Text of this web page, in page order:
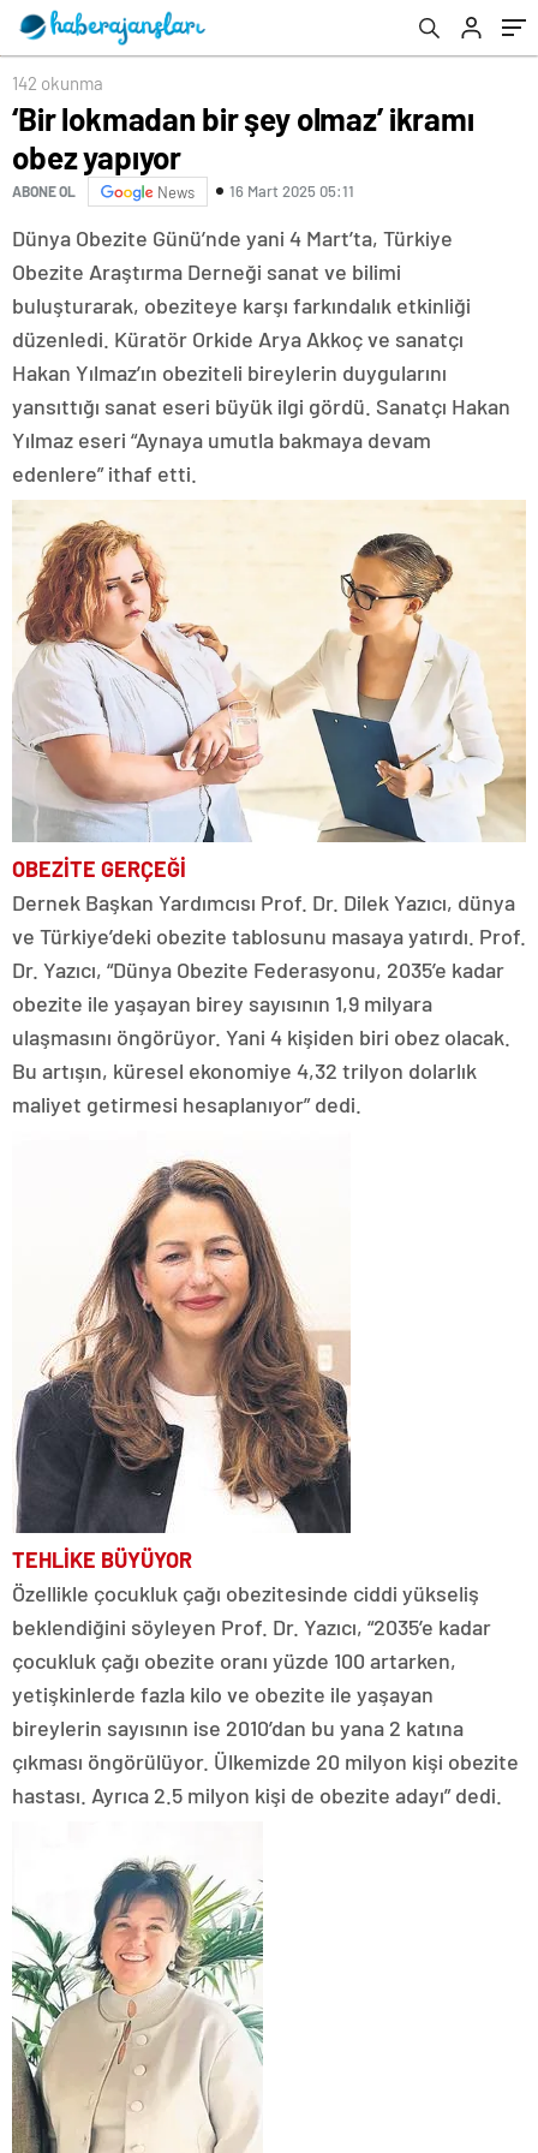
142 okunma
‘Bir lokmadan bir şey olmaz’ ikramı
obez yapıyor
ABONE OL News 16 Mart 2025 05:11
Dünya Obezite Günü’nde yani 4 Mart’ta, Türkiye
Obezite Araştırma Derneği sanat ve bilimi
buluşturarak, obeziteye karşı farkındalık etkinliği
düzenledi. Küratör Orkide Arya Akkoç ve sanatçı
Hakan Yılmaz’ın obeziteli bireylerin duygularını
yansıttığı sanat eseri büyük ilgi gördü. Sanatçı Hakan
Yılmaz eseri “Aynaya umutla bakmaya devam
edenlere” ithaf etti.
OBEZİTE GERÇEĞİ
Dernek Başkan Yardımcısı Prof. Dr. Dilek Yazıcı, dünya
ve Türkiye’deki obezite tablosunu masaya yatırdı. Prof.
Dr. Yazıcı, “Dünya Obezite Federasyonu, 2035’e kadar
obezite ile yaşayan birey sayısının 1,9 milyara
ulaşmasını öngörüyor. Yani 4 kişiden biri obez olacak.
Bu artışın, küresel ekonomiye 4,32 trilyon dolarlık
maliyet getirmesi hesaplanıyor” dedi.
TEHLİKE BÜYÜYOR
Özellikle çocukluk çağı obezitesinde ciddi yükseliş
beklendiğini söyleyen Prof. Dr. Yazıcı, “2035’e kadar
çocukluk çağı obezite oranı yüzde 100 artarken,
yetişkinlerde fazla kilo ve obezite ile yaşayan
bireylerin sayısının ise 2010’dan bu yana 2 katına
çıkması öngörülüyor. Ülkemizde 20 milyon kişi obezite
hastası. Ayrıca 2.5 milyon kişi de obezite adayı” dedi.